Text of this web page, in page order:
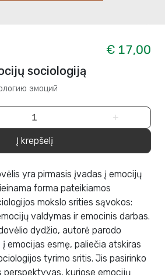
€ 17,00
sociologiją
эмоций
+
Į krepšelį
yra pirmasis įvadas į emocijų
forma pateikiamos
mokslo srities sąvokos:
valdymas ir emocinis darbas.
dydžio, autorė parodo
emocijas esmę, paliečia atskiras
tyrimo sritis. Jis pasirinko
perspektyvas, kuriose emocijų